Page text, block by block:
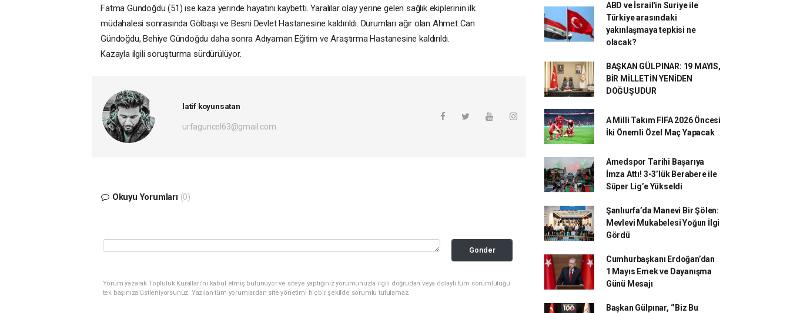
Fatma Gündoğdu (51) ise kaza yerinde hayatını kaybetti. Yaralılar olay yerine gelen sağlık ekiplerinin ilk
müdahalesi sonrasında Gölbaşı ve Besni Devlet Hastanesine kaldırıldı. Durumları ağır olan Ahmet Can
Gündoğdu, Behiye Gündoğdu daha sonra Adıyaman Eğitim ve Araştırma Hastanesine kaldırıldı.
Kazayla ilgili soruşturma sürdürülüyor.
latif koyunsatan
urfaguncel63@gmail.com
Okuyu Yorumları (0)
Gonder
Yorum yazarak Topluluk Kuralları’nı kabul etmiş bulunuyor ve siteye yaptığınız yorumunuzla ilgili doğrudan veya dolaylı tüm sorumluluğu
tek başınıza üstleniyorsunuz. Yazılan tüm yorumlardan site yönetimi hiçbir şekilde sorumlu tutulamaz.
ABD ve İsrail'in Suriye ile
Türkiye arasındaki
yakınlaşmaya tepkisi ne
olacak?
BAŞKAN GÜLPINAR: 19 MAYIS,
BİR MİLLETİN YENİDEN
DOĞUŞUDUR
A Milli Takım FIFA 2026 Öncesi
İki Önemli Özel Maç Yapacak
Amedspor Tarihi Başarıya
İmza Attı! 3-3’lük Berabere ile
Süper Lig’e Yükseldi
Şanlıurfa’da Manevi Bir Şölen:
Mevlevi Mukabelesi Yoğun İlgi
Gördü
Cumhurbaşkanı Erdoğan’dan
1 Mayıs Emek ve Dayanışma
Günü Mesajı
Başkan Gülpınar, ‘’Biz Bu